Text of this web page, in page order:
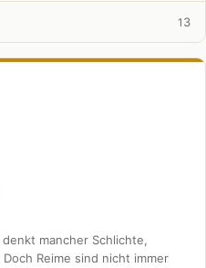
1 3
mancher Schlichte,
Reime sind nicht immer